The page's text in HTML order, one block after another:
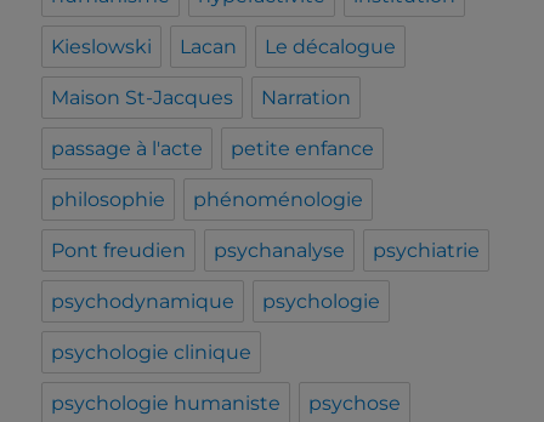
Kieslowski Lacan Le décalogue
Maison St-Jacques Narration
passage à l'acte petite enfance
philosophie phénoménologie
Pont freudien psychanalyse psychiatrie
psychodynamique psychologie
psychologie clinique
psychologie humaniste psychose